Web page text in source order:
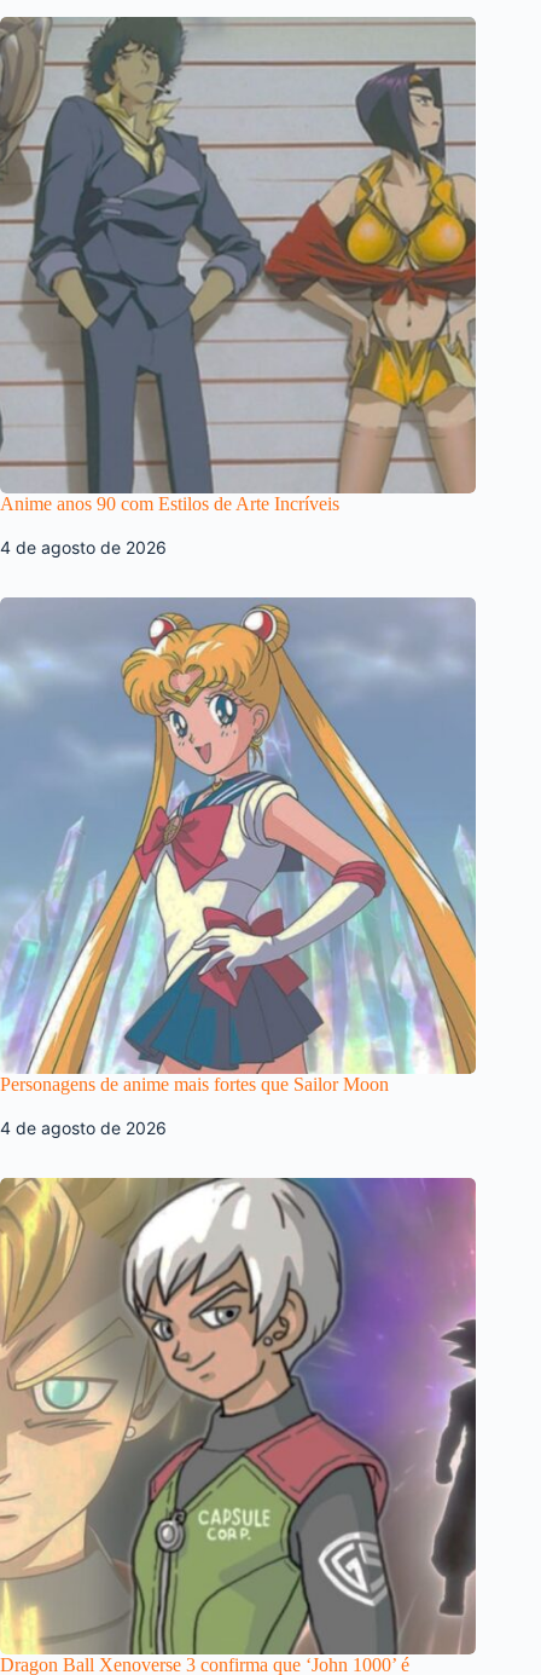
Anime anos 90 com Estilos de Arte Incríveis
4 de agosto de 2026
Personagens de anime mais fortes que Sailor Moon
4 de agosto de 2026
Dragon Ball Xenoverse 3 confirma que ‘John 1000’ é